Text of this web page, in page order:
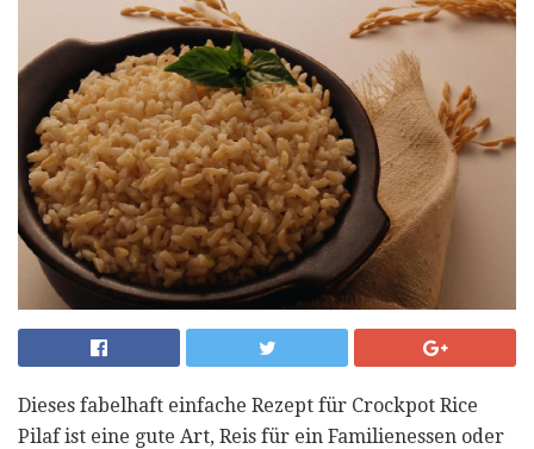
Dieses fabelhaft einfache Rezept für Crockpot Rice
Pilaf ist eine gute Art, Reis für ein Familienessen oder